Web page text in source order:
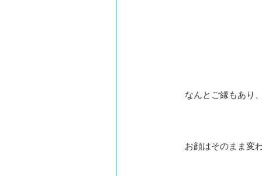
なんとご縁もあり
お顔はそのまま変